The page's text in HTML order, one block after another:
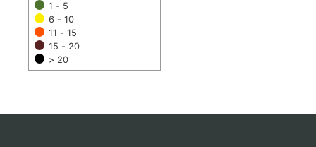
1 - 5
6 - 10
11 - 15
15 - 20
> 20